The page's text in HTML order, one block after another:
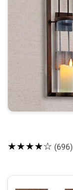
★★★★☆ (696)